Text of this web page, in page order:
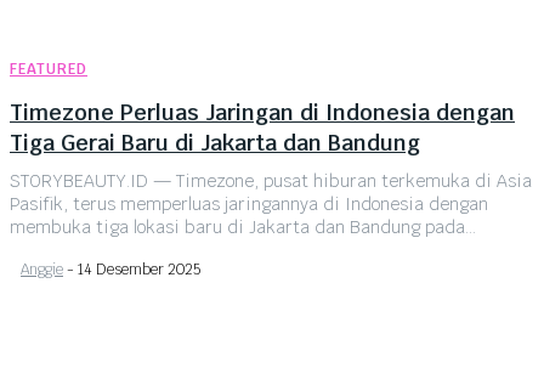
FEATURED
Timezone Perluas Jaringan di Indonesia dengan
Tiga Gerai Baru di Jakarta dan Bandung
STORYBEAUTY.ID — Timezone, pusat hiburan terkemuka di Asia
Pasifik, terus memperluas jaringannya di Indonesia dengan
membuka tiga lokasi baru di Jakarta dan Bandung pada...
Anggie- 14 Desember 2025